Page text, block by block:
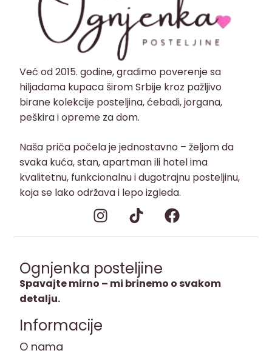
Već od 2015. godine, gradimo poverenje sa
hiljadama kupaca širom Srbije kroz pažljivo
birane kolekcije posteljina, ćebadi, jorgana,
peškira i opreme za dom.
Naša priča počela je jednostavno – željom da
svaka kuća, stan, apartman ili hotel ima
kvalitetnu, funkcionalnu i dugotrajnu posteljinu,
koja se lako održava i lepo izgleda.
Ognjenka posteljine
Spavajte mirno – mi brinemo o svakom
detalju.
Informacije
O nama